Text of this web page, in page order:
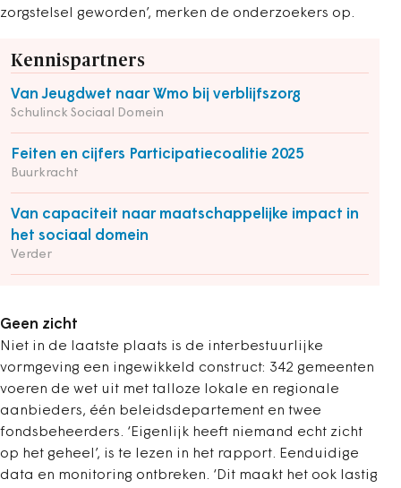
zorgstelsel geworden’, merken de onderzoekers op.
Kennispartners
Van Jeugdwet naar Wmo bij verblijfszorg
Schulinck Sociaal Domein
Feiten en cijfers Participatiecoalitie 2025
Buurkracht
Van capaciteit naar maatschappelijke impact in
het sociaal domein
Verder
Geen zicht
Niet in de laatste plaats is de interbestuurlijke
vormgeving een ingewikkeld construct: 342 gemeenten
voeren de wet uit met talloze lokale en regionale
aanbieders, één beleidsdepartement en twee
fondsbeheerders. ‘Eigenlijk heeft niemand echt zicht
op het geheel’, is te lezen in het rapport. Eenduidige
data en monitoring ontbreken. ‘Dit maakt het ook lastig